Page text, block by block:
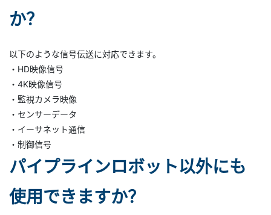
か？
以下のような信号伝送に対応できます。
・HD映像信号
・4K映像信号
・監視カメラ映像
・センサーデータ
・イーサネット通信
・制御信号
パイプラインロボット以外にも
使用できますか？